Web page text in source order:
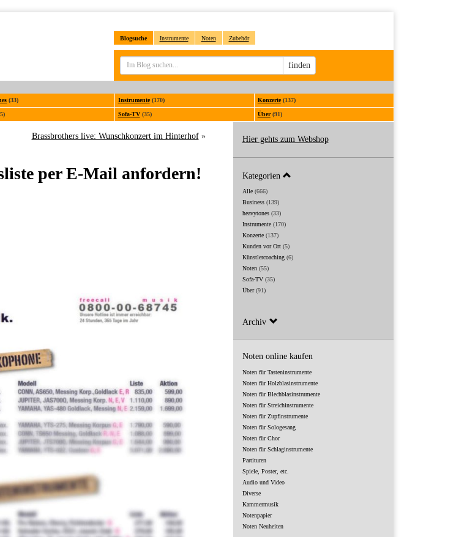
Blogsuche Instrumente Noten Zubehör
Sucheingabe
finden
(33) Instrumente(170) Konzerte(137)
Sofa-TV(35) Über(91)
Brassbrothers live: Wunschkonzert im Hinterhof»
per E-Mail anfordern!
Hier gehts zum Webshop
Kategorien
Alle(666)
Business(139)
heavytones(33)
Instrumente(170)
Konzerte(137)
Kunden vor Ort(5)
Künstlercoaching(6)
Noten(55)
Sofa-TV(35)
Über(91)
Archiv
Noten online kaufen
Noten für Tasteninstrumente
Noten für Holzblasinstrumente
Noten für Blechblasinstrumente
Noten für Streichinstrumente
Noten für Zupfinstrumente
Noten für Sologesang
Noten für Chor
Noten für Schlaginstrumente
Partituren
Spiele, Poster, etc.
Audio und Video
Diverse
Kammermusik
Notenpapier
Noten Neuheiten